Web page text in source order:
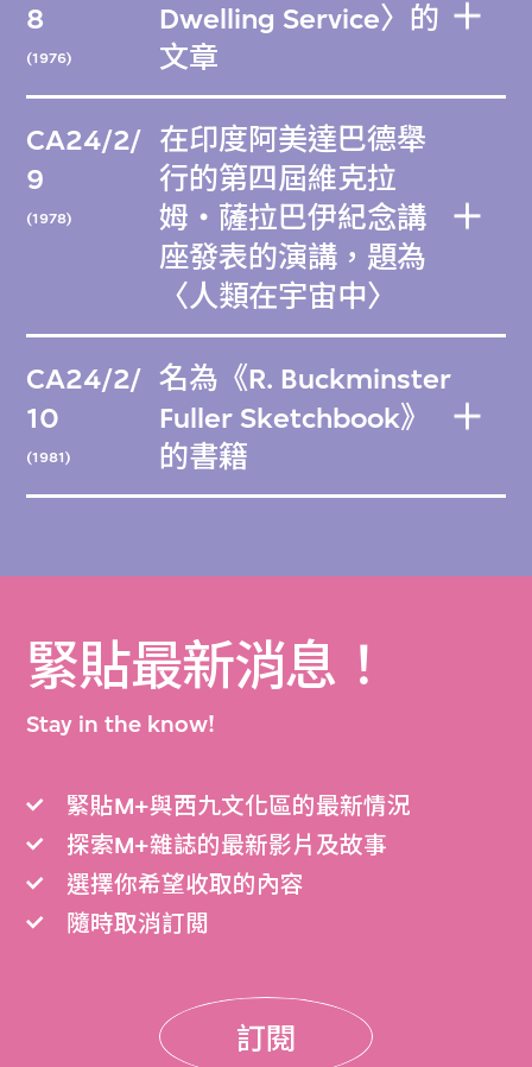
8
(1976)
Dwelling Service〉的
文章
CA24/2/
9
(1978)
在印度阿美達巴德舉
行的第四屆維克拉
姆‧薩拉巴伊紀念講
座發表的演講，題為
〈人類在宇宙中〉
CA24/2/
10
(1981)
名為《R. Buckminster
Fuller Sketchbook》
的書籍
緊貼最新消息！
Stay in the know!
緊貼M+與西九文化區的最新情況
探索M+雜誌的最新影片及故事
選擇你希望收取的內容
隨時取消訂閲
訂閱